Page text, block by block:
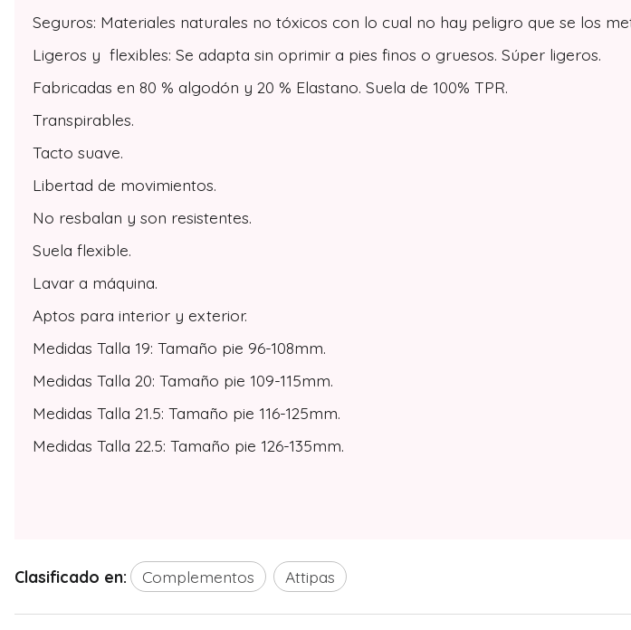
Seguros: Materiales naturales no tóxicos con lo cual no hay peligro que se los
Ligeros y flexibles: Se adapta sin oprimir a pies finos o gruesos. Súper ligeros.
Fabricadas en 80 % algodón y 20 % Elastano. Suela de 100% TPR.
Transpirables.
Tacto suave.
Libertad de movimientos.
No resbalan y son resistentes.
Suela flexible.
Lavar a máquina.
Aptos para interior y exterior.
Medidas Talla 19: Tamaño pie 96-108mm.
Medidas Talla 20: Tamaño pie 109-115mm.
Medidas Talla 21.5: Tamaño pie 116-125mm.
Medidas Talla 22.5: Tamaño pie 126-135mm.
Clasificado en: Complementos Attipas